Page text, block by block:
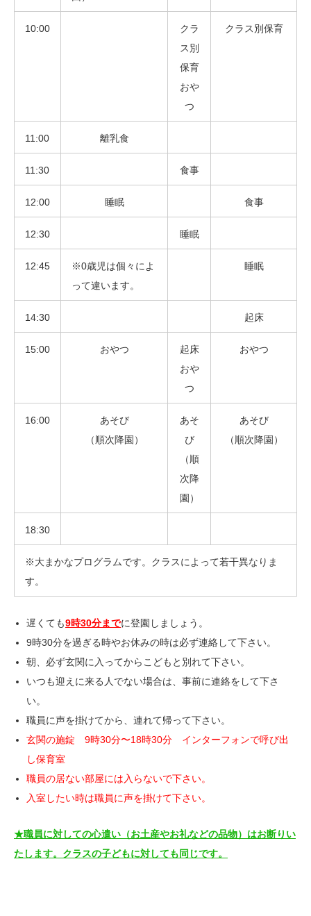
10:00
クラ
ス別
保育
おや
つ
クラス別保育
11:00 離乳食
11:30 食事
12:00 睡眠 食事
12:30 睡眠
12:45
※0歳児は個々によ
って違います。
睡眠
14:30 起床
15:00 おやつ
起床
おや
つ
おやつ
16:00
あそび
（順次降園）
あそ
び
（順
次降
園）
あそび
（順次降園）
18:30
※大まかなプログラムです。クラスによって若干異なりま
す。
遅くても9時30分までに登園しましょう。
9時30分を過ぎる時やお休みの時は必ず連絡して下さい。
朝、必ず玄関に入ってからこどもと別れて下さい。
いつも迎えに来る人でない場合は、事前に連絡をして下さ
い。
職員に声を掛けてから、連れて帰って下さい。
玄関の施錠 9時30分〜18時30分 インターフォンで呼び出
し保育室
職員の居ない部屋には入らないで下さい。
入室したい時は職員に声を掛けて下さい。
★職員に対しての心遣い（お土産やお礼などの品物）はお断りい
たします。クラスの子どもに対しても同じです。